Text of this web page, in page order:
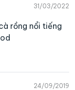
31/03/2022
rồng nổi tiếng
24/09/2019